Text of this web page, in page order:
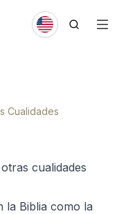
Cualidades
cualidades
la Biblia como la